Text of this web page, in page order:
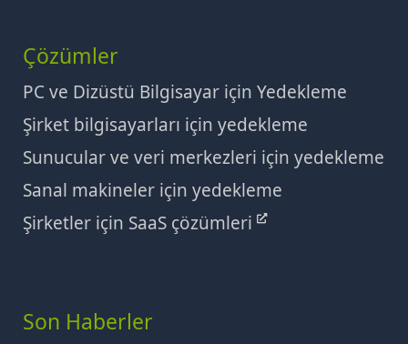
Çözümler
PC ve Dizüstü Bilgisayar için Yedekleme
Şirket bilgisayarları için yedekleme
Sunucular ve veri merkezleri için yedekleme
Sanal makineler için yedekleme
Şirketler için SaaS çözümleri
Son Haberler